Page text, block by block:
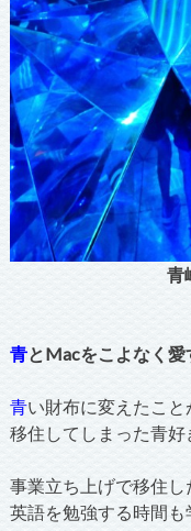
青
青とMacをこよなく愛
青い財布に変えたこ
移住してしまった青好
事業立ち上げで移住し
英語を勉強する時間も